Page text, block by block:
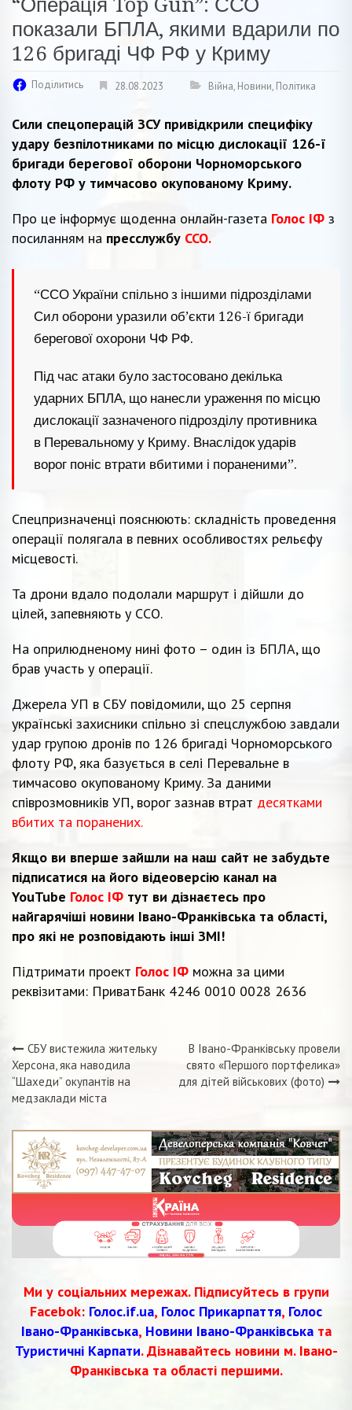
показали БПЛА, якими вдарили по
126 бригаді ЧФ РФ у Криму
Поділитись 28.08.2023 Війна, Новини, Політика
Сили спецоперацій ЗСУ привідкрили специфіку
удару безпілотниками по місцю дислокації 126-ї
бригади берегової оборони Чорноморського
флоту РФ у тимчасово окупованому Криму.
Про це інформує щоденна онлайн-газета Голос ІФ з
посиланням на пресслужбу ССО.
“ССО України спільно з іншими підрозділами
Сил оборони уразили об’єкти 126-ї бригади
берегової охорони ЧФ РФ.
Під час атаки було застосовано декілька
ударних БПЛА, що нанесли ураження по місцю
дислокації зазначеного підрозділу противника
в Перевальному у Криму. Внаслідок ударів
ворог поніс втрати вбитими і пораненими”.
Спецпризначенці пояснюють: складність проведення
операції полягала в певних особливостях рельєфу
місцевості.
Та дрони вдало подолали маршрут і дійшли до
цілей, запевняють у ССО.
На оприлюдненому нині фото – один із БПЛА, що
брав участь у операції.
Джерела УП в СБУ повідомили, що 25 серпня
українські захисники спільно зі спецслужбою завдали
удар групою дронів по 126 бригаді Чорноморського
флоту РФ, яка базується в селі Перевальне в
тимчасово окупованому Криму. За даними
співрозмовників УП, ворог зазнав втрат десятками
вбитих та поранених.
Якщо ви вперше зайшли на наш сайт не забудьте
підписатися на його відеоверсію канал на
YouTube Голос ІФ тут ви дізнаєтесь про
найгарячіші новини Івано-Франківська та області,
про які не розповідають інші ЗМІ!
Підтримати проект Голос ІФ можна за цими
реквізитами: ПриватБанк 4246 0010 0028 2636
Навігація
записів
СБУ вистежила жительку
Херсона, яка наводила
“Шахеди” окупантів на
медзаклади міста
В Івано-Франківську провели
свято «Першого портфелика»
для дітей військових (фото)
Ми у соціальних мережах. Підписуйтесь в групи
Facebok: Голос.if.ua, Голос Прикарпаття, Голос
Івано-Франківська, Новини Івано-Франківськата
Туристичні Карпати. Дізнавайтесь новини м. Івано-
Франківська та області першими.